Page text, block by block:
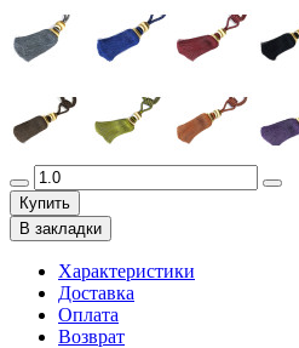
Купить
В закладки
Характеристики
Доставка
Оплата
Возврат